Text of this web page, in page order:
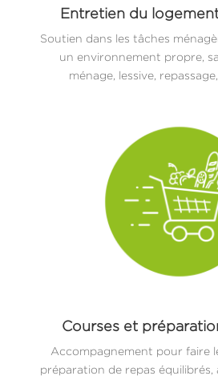
Entretien du
Soutien dans les tâches
un environnement propre,
ménage, lessive,
Courses et
Accompagnement pour faire
préparation de repas